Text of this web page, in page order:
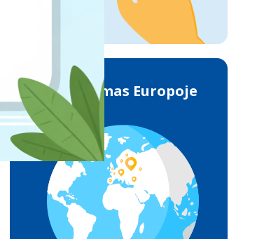
Pristatymas Europoje